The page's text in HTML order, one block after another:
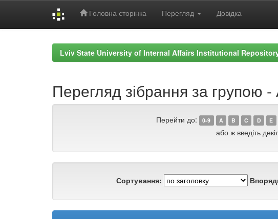
Головна сторінка Перегляд Довідка
Lviv State University of Internal Affairs Institutional
Перегляд зібрання за групою
Перейти до: 0-9 A B C D E
або ж введіть
Сортування: